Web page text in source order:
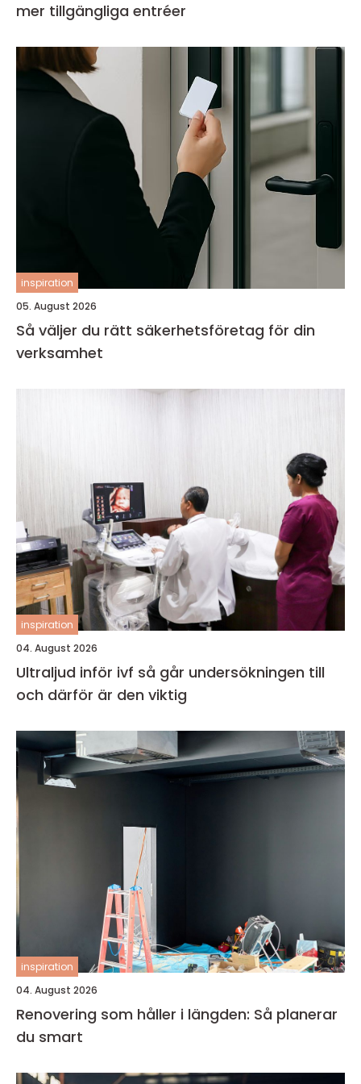
mer tillgängliga entréer
inspiration
05. August 2026
Så väljer du rätt säkerhetsföretag för din
verksamhet
inspiration
04. August 2026
Ultraljud inför ivf så går undersökningen till
och därför är den viktig
inspiration
04. August 2026
Renovering som håller i längden: Så planerar
du smart